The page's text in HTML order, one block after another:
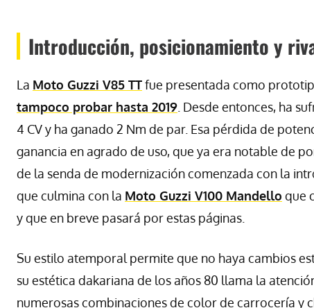
Introducción, posicionamiento y
La Moto Guzzi V85 TTfue presentada como
tampoco probar hasta 2019 . Desde entonces, ha
4 CV y ha ganado 2 Nm de par. Esa pérdida de
ganancia en agrado de uso, que ya era notable de
de la senda de modernización comenzada con la
que culmina con la Moto Guzzi V100 Mandello que
y que en breve pasará por estas páginas.
Su estilo atemporal permite que no haya cambios
su estética dakariana de los años 80 llama la
numerosas combinaciones de color de carrocería y